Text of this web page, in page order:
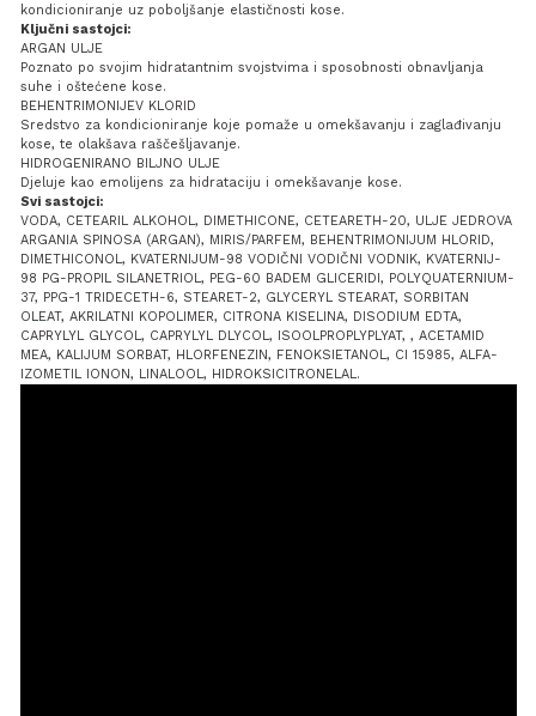
kondicioniranje uz poboljšanje elastičnosti kose.
Ključni sastojci:
ARGAN ULJE
Poznato po svojim hidratantnim svojstvima i sposobnosti obnavljanja
suhe i oštećene kose.
BEHENTRIMONIJEV KLORID
Sredstvo za kondicioniranje koje pomaže u omekšavanju i zaglađivanju
kose, te olakšava raščešljavanje.
HIDROGENIRANO BILJNO ULJE
Djeluje kao emolijens za hidrataciju i omekšavanje kose.
Svi sastojci:
VODA, CETEARIL ALKOHOL, DIMETHICONE, CETEARETH-20, ULJE JEDROVA
ARGANIA SPINOSA (ARGAN), MIRIS/PARFEM, BEHENTRIMONIJUM HLORID,
DIMETHICONOL, KVATERNIJUM-98 VODIČNI VODIČNI VODNIK, KVATERNIJ-
98 PG-PROPIL SILANETRIOL, PEG-60 BADEM GLICERIDI, POLYQUATERNIUM-
37, PPG-1 TRIDECETH-6, STEARET-2, GLYCERYL STEARAT, SORBITAN
OLEAT, AKRILATNI KOPOLIMER, CITRONA KISELINA, DISODIUM EDTA,
CAPRYLYL GLYCOL, CAPRYLYL DLYCOL, ISOOLPROPLYPLYAT, , ACETAMID
MEA, KALIJUM SORBAT, HLORFENEZIN, FENOKSIETANOL, CI 15985, ALFA-
IZOMETIL IONON, LINALOOL, HIDROKSICITRONELAL.